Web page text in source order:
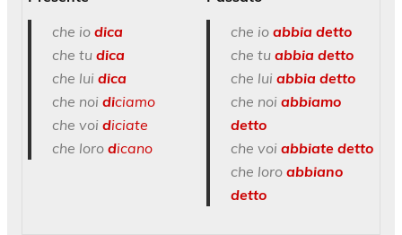
che io dica
che tu dica
che lui dica
che noi diciamo
che voi diciate
che loro dicano
che io abbia detto
che tu abbia detto
che lui abbia detto
che noi abbiamo
detto
che voi abbiate detto
che loro abbiano
detto